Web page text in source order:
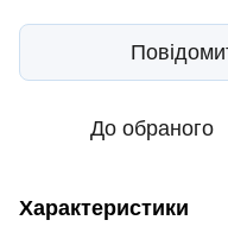
До обраного
Характеристики